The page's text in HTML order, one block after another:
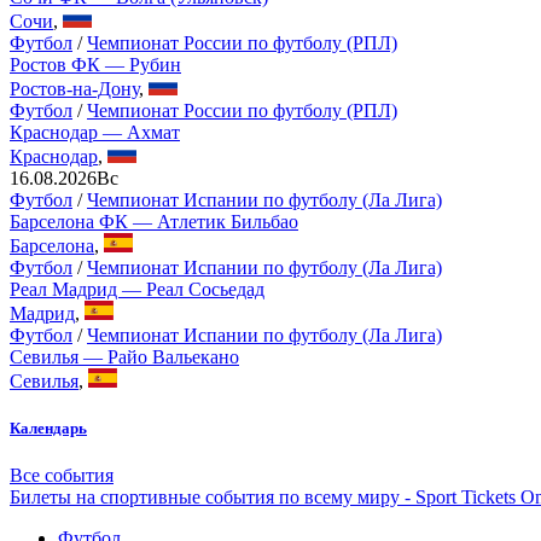
Сочи,
Футбол /Чемпионат России по футболу (РПЛ)
Ростов ФК — Рубин
Ростов-на-Дону,
Футбол /Чемпионат России по футболу (РПЛ)
Краснодар — Ахмат
Краснодар,
16.08.2026Вс
Футбол /Чемпионат Испании по футболу (Ла Лига)
Барселона ФК — Атлетик Бильбао
Барселона,
Футбол /Чемпионат Испании по футболу (Ла Лига)
Реал Мадрид — Реал Сосьедад
Мадрид,
Футбол /Чемпионат Испании по футболу (Ла Лига)
Севилья — Райо Вальекано
Севилья,
Календарь
Все события
Билеты на спортивные события по всему миру - Sport Tickets